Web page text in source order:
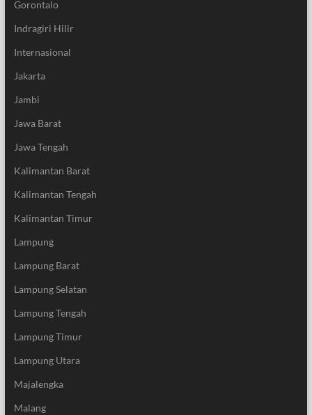
Gorontalo
Indragiri Hilir
Internasional
Jakarta
Jambi
Jawa Barat
Jawa Tengah
Kalimantan Barat
Kalimantan Tengah
Kalimantan Timur
Lampung
Lampung Barat
Lampung Selatan
Lampung Tengah
Lampung Timur
Lampung Utara
Majalengka
Malang